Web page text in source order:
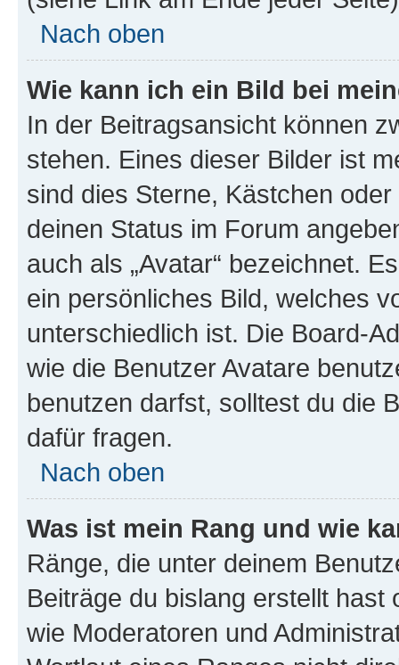
Nach oben
Wie kann ich ein Bild bei
In der Beitragsansicht können
stehen. Eines dieser Bilder ist
sind dies Sterne, Kästchen
deinen Status im Forum
auch als „Avatar“ bezeichnet.
ein persönliches Bild, welches
unterschiedlich ist. Die Board-
wie die Benutzer Avatare
benutzen darfst, solltest du die
dafür fragen.
Nach oben
Was ist mein Rang und wie
Ränge, die unter deinem
Beiträge du bislang erstellt
wie Moderatoren und